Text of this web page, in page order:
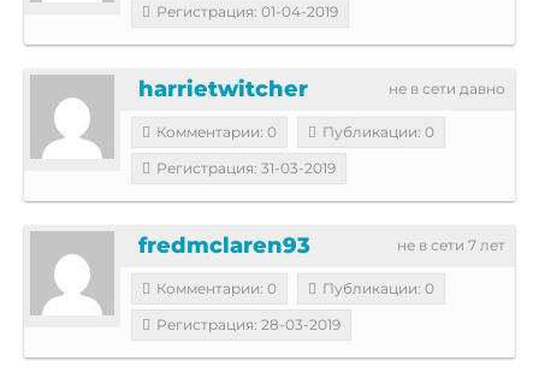
Регистрация: 01-04-2019
не в сети давно
harrietwitcher
Комментарии: 0
Публикации: 0
Регистрация: 31-03-2019
не в сети 7 лет
fredmclaren93
Комментарии: 0
Публикации: 0
Регистрация: 28-03-2019